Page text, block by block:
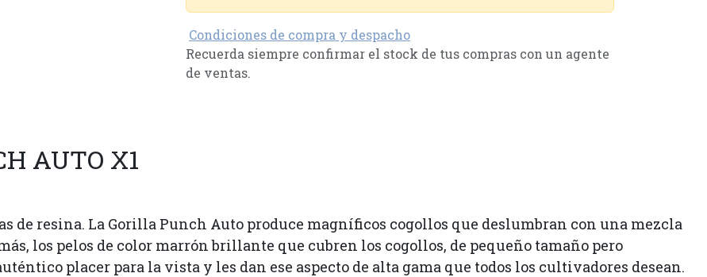
Condiciones de compra y despacho
Recuerda siempre confirmar el stock de tus compras con un agente
de ventas.
AUTO X1
de resina. La Gorilla Punch Auto produce magníficos cogollos que deslumbran con una mezcla
los pelos de color marrón brillante que cubren los cogollos, de pequeño tamaño pero
placer para la vista y les dan ese aspecto de alta gama que todos los cultivadores desean.